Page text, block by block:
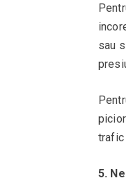
sau
trafic
5.